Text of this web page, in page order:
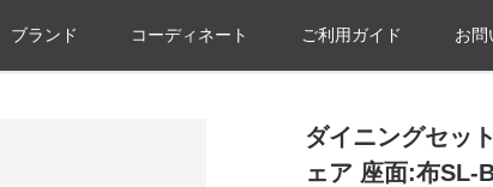
ブランド コーディネート ご利用ガイド お問
ダイニングセッ
ェア 座面:布SL-